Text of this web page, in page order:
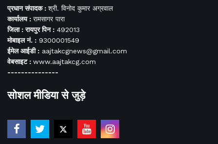
प्रधान संपादक : श्री. विनोद कुमार अग्रवाल
कार्यालय : रामसागर पारा
जिला : रायपुर पिन : 492013
मोबाइल नं. : 9300001549
ईमेल आईडी : aajtakcgnews@gmail.com
वेबसाइट : www.aajtakcg.com
---------------
सोशल मीडिया से जुड़े